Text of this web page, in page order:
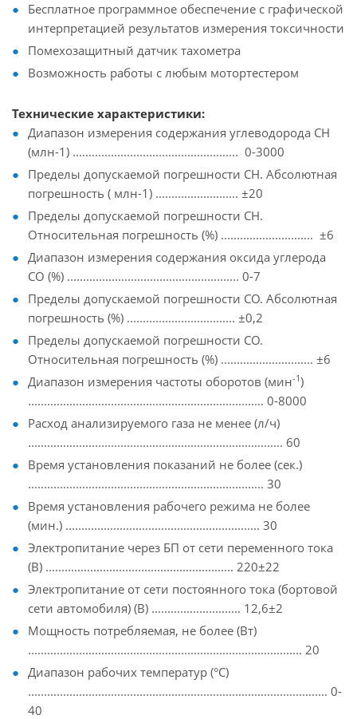
Бесплатное программное обеспечение с графической
интерпретацией результатов измерения токсичности
Помехозащитный датчик тахометра
Возможность работы с любым мотортестером
Технические характеристики:
Диапазон измерения содержания углеводорода СН
(млн-1) .................................................... 0-3000
Пределы допускаемой погрешности СН. Абсолютная
погрешность ( млн-1) .......................... ±20
Пределы допускаемой погрешности СН.
Относительная погрешность (%) ............................. ±6
Диапазон измерения содержания оксида углерода
СО (%) ...................................................... 0-7
Пределы допускаемой погрешности СО. Абсолютная
погрешность (%) .................................. ±0,2
Пределы допускаемой погрешности СО.
Относительная погрешность (%) ............................. ±6
Диапазон измерения частоты оборотов (мин-1)
.......................................................................... 0-8000
Расход анализируемого газа не менее (л/ч)
................................................................................ 60
Время установления показаний не более (сек.)
.......................................................................... 30
Время установления рабочего режима не более
(мин.) ............................................................. 30
Электропитание через БП от сети переменного тока
(В) ........................................................... 220±22
Электропитание от сети постоянного тока (бортовой
сети автомобиля) (В) ............................ 12,6±2
Мощность потребляемая, не более (Вт)
...................................................................................... 20
Диапазон рабочих температур (°С)
.............................................................................................. 0-
40